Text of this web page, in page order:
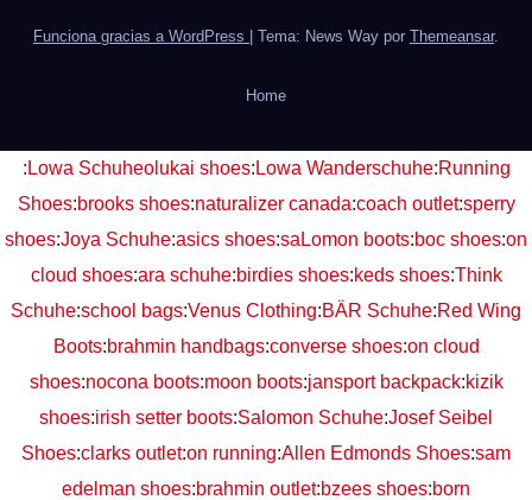
Funciona gracias a WordPress Tema: News Way por Themeansar.
Home
: Lowa Schuheolukai shoes: Lowa Wanderschuhe:Running
Shoes:brooks shoes:naturalizer canada:coach outlet:sperry
shoes:Joya Schuhe:asics shoes:saLomon boots:boc shoes:on
cloud shoes:ara schuhe:birdies shoes:keds shoes:Think
Schuhe:school bags:Venus Clothing:BÄR Schuhe:Red Wing
Boots:brahmin handbags:converse shoes:on cloud
shoes:nocona boots:moon boots:jansport backpack:kizik
shoes:irish setter boots:Salomon Schuhe:Josef Seibel
Shoes:clarks outlet:on running:Allen Edmonds Shoes:sam
edelman shoes:brahmin outlet:bzees shoes:born